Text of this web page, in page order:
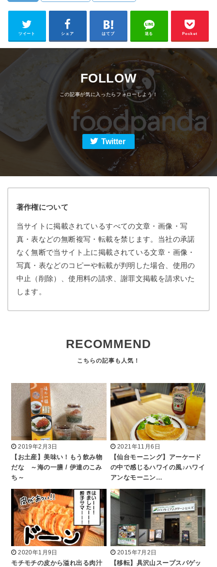
ツイート シェア はてブ 送る Pocket
FOLLOW
Twitter
著作権について
当サイトに掲載されているすべての文章・画像・写
真・表などの無断複写・転載を禁じます。当社の承諾
なく無断で当サイト上に掲載されている文章・画像・
写真・表などのコピーや転載が判明した場合、使用の
中止（削除）、使用料の請求、謝罪文掲載を請求いた
します。
RECOMMEND
2019年2月3日
【お土産】美味い！もう飲み物
だな ～海の一膳 / 伊達のこみ
ち～
2021年11月6日
【仙台モーニング】アーケード
の中で感じるハワイの風♪ハワイ
アンなモーニン…
2020年1月9日
モチモチの皮から溢れ出る肉汁
2015年7月2日
【移転】具沢山スープスパゲッ